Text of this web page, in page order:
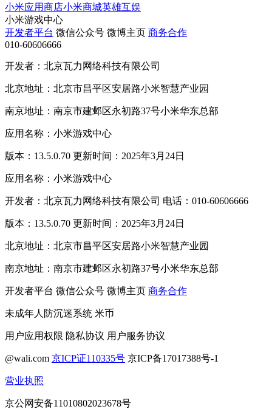
小米应用商店小米商城英雄互娱
小米游戏中心
开发者平台 微信公众号 微博主页 商务合作
010-60606666
开发者：北京瓦力网络科技有限公司
北京地址：北京市昌平区安居路小米智慧产业园
南京地址：南京市建邺区永初路37号小米华东总部
应用名称：小米游戏中心
版本：13.5.0.70 更新时间：2025年3月24日
应用名称：小米游戏中心
开发者：北京瓦力网络科技有限公司 电话：010-60606666
版本：13.5.0.70 更新时间：2025年3月24日
北京地址：北京市昌平区安居路小米智慧产业园
南京地址：南京市建邺区永初路37号小米华东总部
开发者平台 微信公众号 微博主页 商务合作
未成年人防沉迷系统 米币
用户应用权限 隐私协议 用户服务协议
@wali.com 京ICP证110335号 京ICP备17017388号-1
营业执照
京公网安备11010802023678号